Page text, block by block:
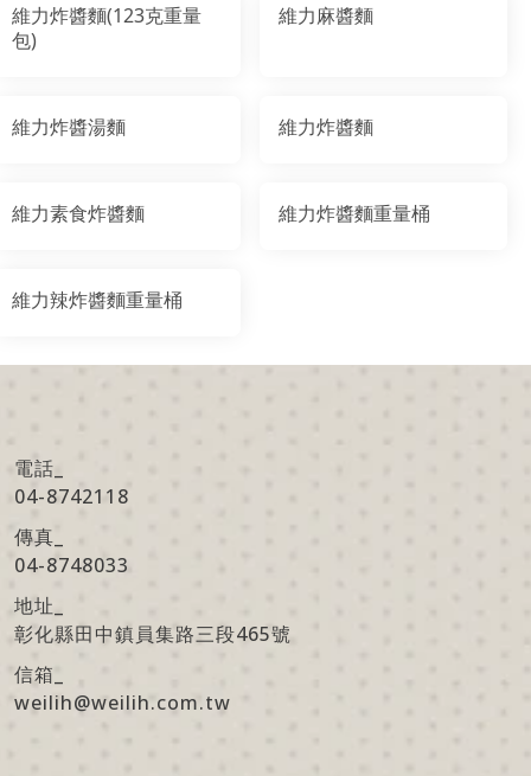
維力炸醬麵(123克重量
包)
維力麻醬麵
維力炸醬湯麵 維力炸醬麵
維力素食炸醬麵 維力炸醬麵重量桶
維力辣炸醬麵重量桶
電話_
04-8742118
傳真
04-8748033
地址_
彰化縣田中鎮員集路三段465號
信箱
weilih@weilih.com.tw